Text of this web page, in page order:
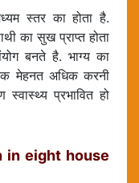
स्तर का होता है.
का सुख प्राप्त होता
बनते है. भाग्य का
मेहनत अधिक करनी
प्रभावित हो
in eight house